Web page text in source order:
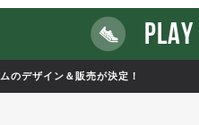
PLAY
のデザイン＆販売が決定！